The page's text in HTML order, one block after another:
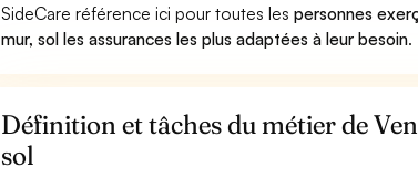
SideCare référence ici pour toutes lespersonnes
mur, sol les assurances les plus adaptées à leur besoin.
Définition et tâches du métier de
sol